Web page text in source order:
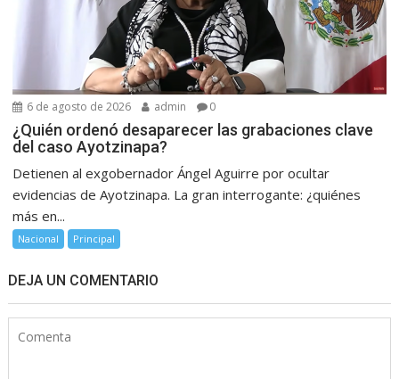
6 de agosto de 2026 admin 0
¿Quién ordenó desaparecer las grabaciones clave
del caso Ayotzinapa?
Detienen al exgobernador Ángel Aguirre por ocultar
evidencias de Ayotzinapa. La gran interrogante: ¿quiénes
más en...
Nacional Principal
DEJA UN COMENTARIO